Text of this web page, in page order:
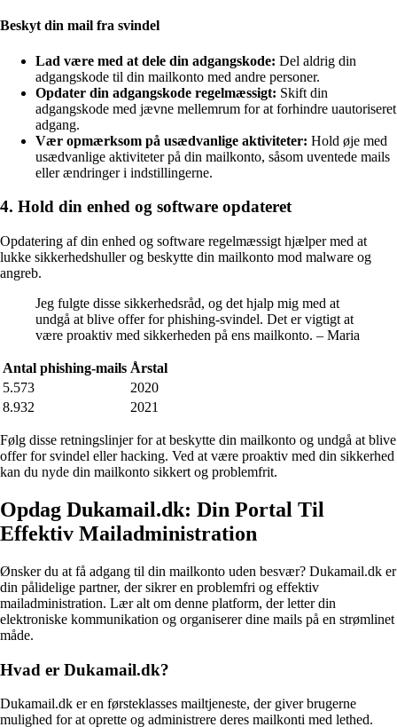
Beskyt din mail fra svindel
Lad være med at dele din adgangskode: Del aldrig din
adgangskode til din mailkonto med andre personer.
Opdater din adgangskode regelmæssigt: Skift din
adgangskode med jævne mellemrum for at forhindre uautoriseret
adgang.
Vær opmærksom på usædvanlige aktiviteter: Hold øje med
usædvanlige aktiviteter på din mailkonto, såsom uventede mails
eller ændringer i indstillingerne.
4. Hold din enhed og software opdateret
Opdatering af din enhed og software regelmæssigt hjælper med at
lukke sikkerhedshuller og beskytte din mailkonto mod malware og
angreb.
Jeg fulgte disse sikkerhedsråd, og det hjalp mig med at
undgå at blive offer for phishing-svindel. Det er vigtigt at
være proaktiv med sikkerheden på ens mailkonto. – Maria
Antal phishing-mails Årstal
5.573
2020
8.932
2021
Følg disse retningslinjer for at beskytte din mailkonto og undgå at blive
offer for svindel eller hacking. Ved at være proaktiv med din sikkerhed
kan du nyde din mailkonto sikkert og problemfrit.
Opdag Dukamail.dk: Din Portal Til
Effektiv Mailadministration
Ønsker du at få adgang til din mailkonto uden besvær? Dukamail.dk er
din pålidelige partner, der sikrer en problemfri og effektiv
mailadministration. Lær alt om denne platform, der letter din
elektroniske kommunikation og organiserer dine mails på en strømlinet
måde.
Hvad er Dukamail.dk?
Dukamail.dk er en førsteklasses mailtjeneste, der giver brugerne
mulighed for at oprette og administrere deres mailkonti med lethed.